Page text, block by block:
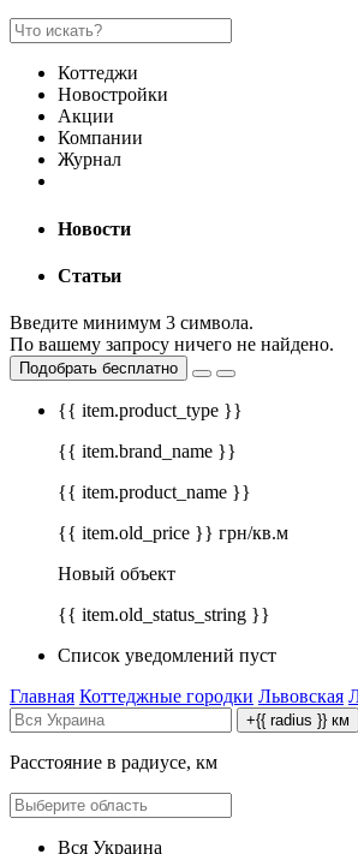
Коттеджи
Новостройки
Акции
Компании
Журнал
Новости
Статьи
Введите минимум 3 символа.
По вашему запросу ничего не найдено.
Подобрать бесплатно
{{ item.product_type }}
{{ item.brand_name }}
{{ item.product_name }}
{{ item.old_price }} грн/кв.м
Новый объект
{{ item.old_status_string }}
Список уведомлений пуст
Главная Коттеджные городки Львовская
+{{ radius }} км
Расстояние в радиусе, км
Вся Украина